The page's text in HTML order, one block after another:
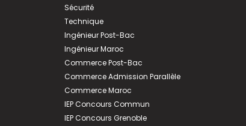
Sécurité
Technique
Ingénieur Post-Bac
Ingénieur Maroc
Commerce Post-Bac
Commerce Admission Parallèle
Commerce Maroc
IEP Concours Commun
IEP Concours Grenoble